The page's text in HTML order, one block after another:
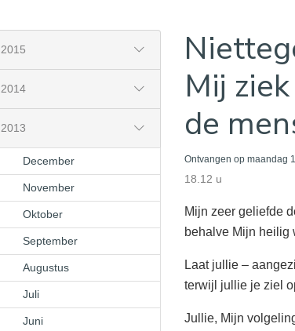
2015
2014
2013
December
November
Oktober
September
Augustus
Juli
Juni
Mij
de
Ontvangen op maandag
18.12 u
Mijn zeer geliefde
behalve Mijn heilig
Laat jullie –
terwijl jullie je ziel
Jullie, Mijn